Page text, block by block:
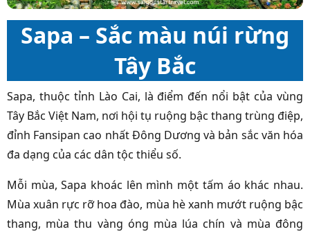
Sapa – Sắc màu núi rừng
Tây Bắc
Sapa, thuộc tỉnh Lào Cai, là điểm đến nổi bật của vùng
Tây Bắc Việt Nam, nơi hội tụ ruộng bậc thang trùng điệp,
đỉnh Fansipan cao nhất Đông Dương và bản sắc văn hóa
đa dạng của các dân tộc thiểu số.
Mỗi mùa, Sapa khoác lên mình một tấm áo khác nhau.
Mùa xuân rực rỡ hoa đào, mùa hè xanh mướt ruộng bậc
thang, mùa thu vàng óng mùa lúa chín và mùa đông